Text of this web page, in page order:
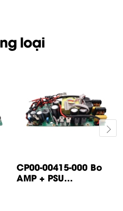
loại
CP05-00500-000 Bo
input IP1000 /